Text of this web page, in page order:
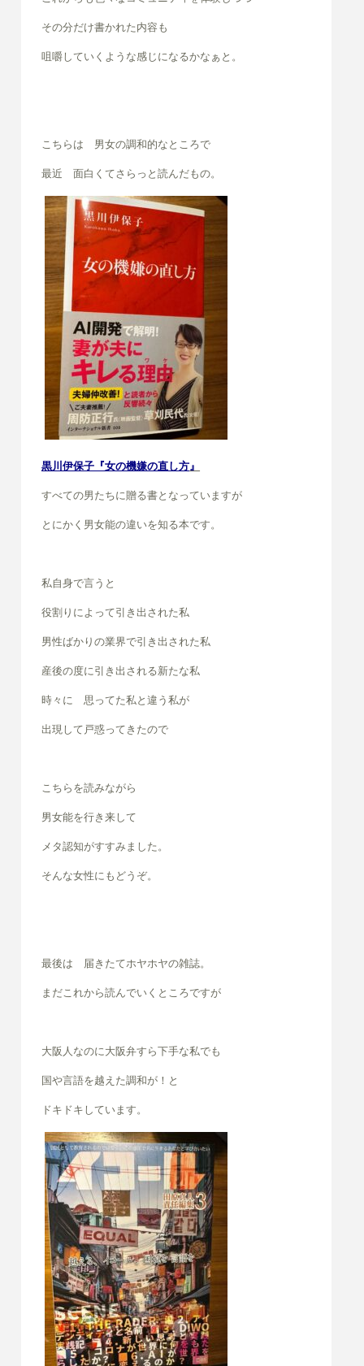
その分だけ書かれた内容も
咀嚼していくような感じになるかなぁと。
こちらは 男女の調和的なところで
最近 面白くてさらっと読んだもの。
黒川伊保子『女の機嫌の直し方』
すべての男たちに贈る書となっていますが
とにかく男女能の違いを知る本です。
私自身で言うと
役割りによって引き出された私
男性ばかりの業界で引き出された私
産後の度に引き出される新たな私
時々に 思ってた私と違う私が
出現して戸惑ってきたので
こちらを読みながら
男女能を行き来して
メタ認知がすすみました。
そんな女性にもどうぞ。
最後は 届きたてホヤホヤの雑誌。
まだこれから読んでいくところですが
大阪人なのに大阪弁すら下手な私でも
国や言語を越えた調和が！と
ドキドキしています。